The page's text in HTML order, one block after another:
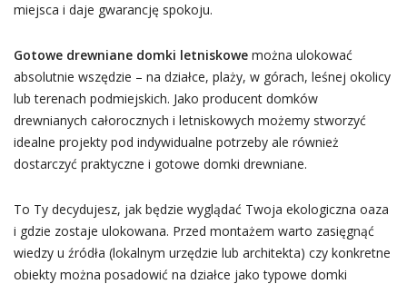
miejsca i daje gwarancję spokoju.
Gotowe drewniane domki letniskowemożna ulokować
absolutnie wszędzie – na działce, plaży, w górach, leśnej okolicy
lub terenach podmiejskich. Jako producent domków
drewnianych całorocznych i letniskowych możemy stworzyć
idealne projekty pod indywidualne potrzeby ale również
dostarczyć praktyczne i gotowe domki drewniane.
To Ty decydujesz, jak będzie wyglądać Twoja ekologiczna oaza
i gdzie zostaje ulokowana. Przed montażem warto zasięgnąć
wiedzy u źródła (lokalnym urzędzie lub architekta) czy konkretne
obiekty można posadowić na działce jako typowe domki